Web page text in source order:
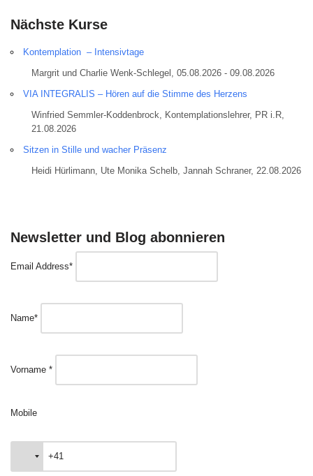
Nächste Kurse
Kontemplation – Intensivtage
Margrit und Charlie Wenk-Schlegel, 05.08.2026 - 09.08.2026
VIA INTEGRALIS – Hören auf die Stimme des Herzens
Winfried Semmler-Koddenbrock, Kontemplationslehrer, PR i.R,
21.08.2026
Sitzen in Stille und wacher Präsenz
Heidi Hürlimann, Ute Monika Schelb, Jannah Schraner, 22.08.2026
Newsletter und Blog abonnieren
Email Address*
Name*
Vorname *
Mobile